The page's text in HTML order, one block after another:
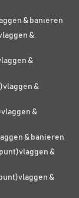
& banieren
&
&
&
&
& banieren
&
&